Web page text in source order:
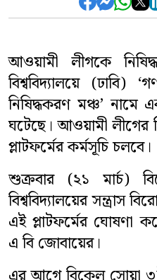
খেলা
তথ্য-প্রযুক্তি
বিনোদন
সারাদেশ
ভিডিও
লাইফস্টাইল
প্রবাসী সংবাদ
আওয়ামী লীগকে
বিশ্ববিদ্যালয়ে (ঢাবি)
নিষিদ্ধকরণ মঞ্চ’ নামে
ঘটেছে। আওয়ামী লীগের
প্লাটফর্মের কর্মসূচি চলবে।
শুক্রবার (২১ মার্চ)
বিশ্ববিদ্যালয়ের সন্ত্রাস
এই প্লাটফর্মের ঘোষণা
এ বি জোবায়ের।